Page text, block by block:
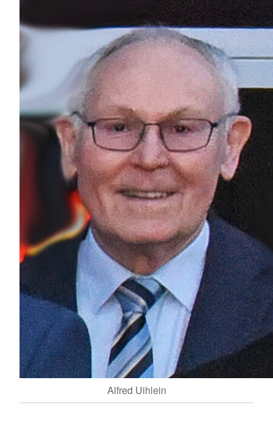
Alfred Uihlein